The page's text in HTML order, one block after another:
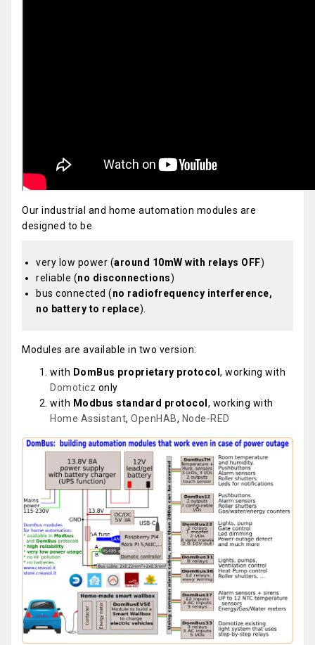
Our industrial and home automation modules are
designed to be
very low power (around 10mW with relays OFF)
reliable (no disconnections)
bus connected (no radiofrequency interference,
no battery to replace).
Modules are available in two version:
with DomBus proprietary protocol , working with
Domoticz only
with Modbus standard protocol , working with
Home Assistant, OpenHAB, Node-RED